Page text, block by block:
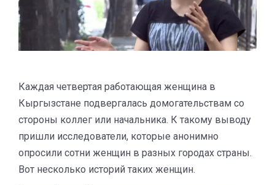
Каждая четвертая работающая женщина в
Кыргызстане подвергалась домогательствам со
стороны коллег или начальника. К такому выводу
пришли исследователи, которые анонимно
опросили сотни женщин в разных городах страны.
Вот несколько историй таких женщин.